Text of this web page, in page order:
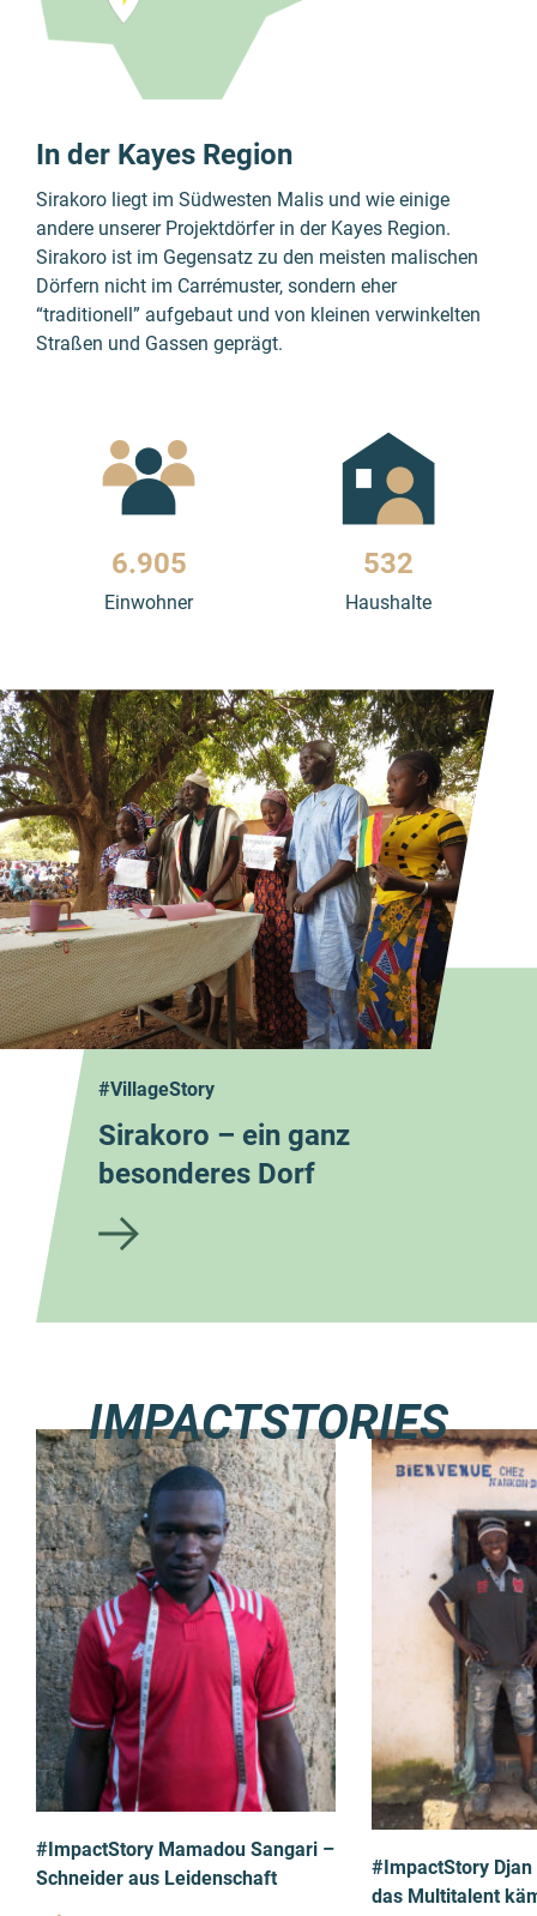
In der Kayes Region
Sirakoro liegt im Südwesten Malis und wie einige
andere unserer Projektdörfer in der Kayes Region.
Sirakoro ist im Gegensatz zu den meisten malischen
Dörfern nicht im Carrémuster, sondern eher
“traditionell” aufgebaut und von kleinen verwinkelten
Straßen und Gassen geprägt.
6.908
Einwohner
532
Haushalte
#VillageStory
Sirakoro – ein ganz
besonderes Dorf
zum
el
IMPACTSTORIES
#ImpactStory Mamadou Sangari –
Schneider aus Leidenschaft
#ImpactStory
das Multitalent